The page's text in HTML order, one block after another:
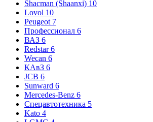
Shacman (Shaanxi) 10
Lovol 10
Peugeot 7
Профессионал 6
ВАЗ 6
Redstar 6
Wecan 6
КАвЗ 6
JCB 6
Sunward 6
Mercedes-Benz 6
Спецавтотехника 5
Kato 4